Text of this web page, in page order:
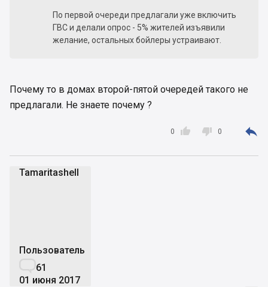
По первой очереди предлагали уже включить
ГВС и делали опрос - 5% жителей изъявили
желание, остальных бойлеры устраивают.
Почему то в домах второй-пятой очередей такого не
предлагали. Не знаете почему ?

0  0 
Tamaritashell
Пользователь
61
01 июня 2017